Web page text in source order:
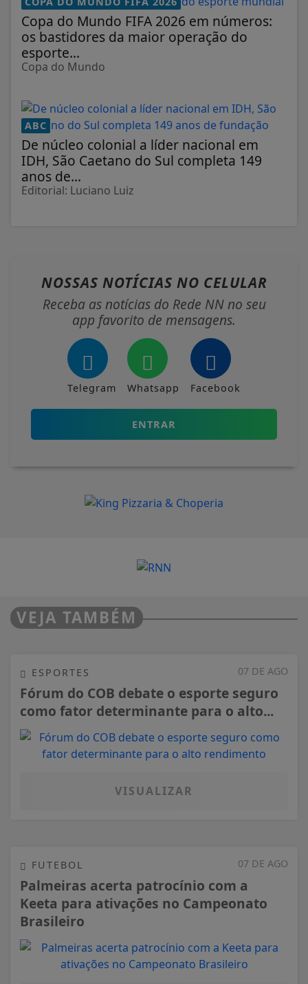
Copa do Mundo FIFA 2026 em números:
os bastidores da maior operação do
esporte...
Copa do Mundo
ABC
De núcleo colonial a líder nacional em
IDH, São Caetano do Sul completa 149
anos de...
Editorial: Luciano Luiz
NOSSAS NOTÍCIAS NO CELULAR
Receba as notícias do Rede NN no seu
app favorito de mensagens.
Telegram Whatsapp Facebook
ENTRAR
VEJA TAMBÉM
07 DE AGO
ESPORTES
Fórum do COB debate o esporte seguro
como fator determinante para o alto...
VISUALIZAR
07 DE AGO
FUTEBOL
Palmeiras acerta patrocínio com a
Keeta para ativações no Campeonato
Brasileiro